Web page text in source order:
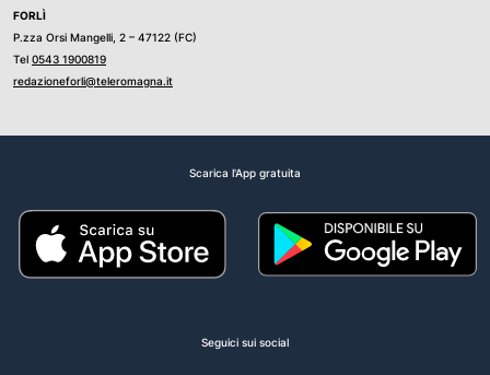
FORLÌ
P.zza Orsi Mangelli, 2 – 47122 (FC)
Tel 0543 1900819
redazioneforli@teleromagna.it
Scarica l'App gratuita
Seguici sui social